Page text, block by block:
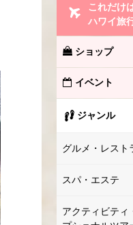
これだけ
ハワイ旅
ショップ
イベント
ジャンル
グルメ・レスト
スパ・エステ
アクティビティ